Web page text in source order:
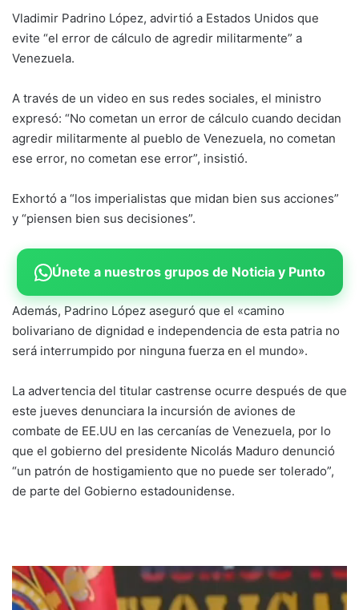
Vladimir Padrino López, advirtió a Estados Unidos que
evite “el error de cálculo de agredir militarmente” a
Venezuela.
A través de un video en sus redes sociales, el ministro
expresó: “No cometan un error de cálculo cuando decidan
agredir militarmente al pueblo de Venezuela, no cometan
ese error, no cometan ese error”, insistió.
Exhortó a “los imperialistas que midan bien sus acciones”
y “piensen bien sus decisiones”.
Únete a nuestros grupos de Noticia y Punto
Además, Padrino López aseguró que el «camino
bolivariano de dignidad e independencia de esta patria no
será interrumpido por ninguna fuerza en el mundo».
La advertencia del titular castrense ocurre después de que
este jueves denunciara la incursión de aviones de
combate de EE.UU en las cercanías de Venezuela, por lo
que el gobierno del presidente Nicolás Maduro denunció
“un patrón de hostigamiento que no puede ser tolerado”,
de parte del Gobierno estadounidense.